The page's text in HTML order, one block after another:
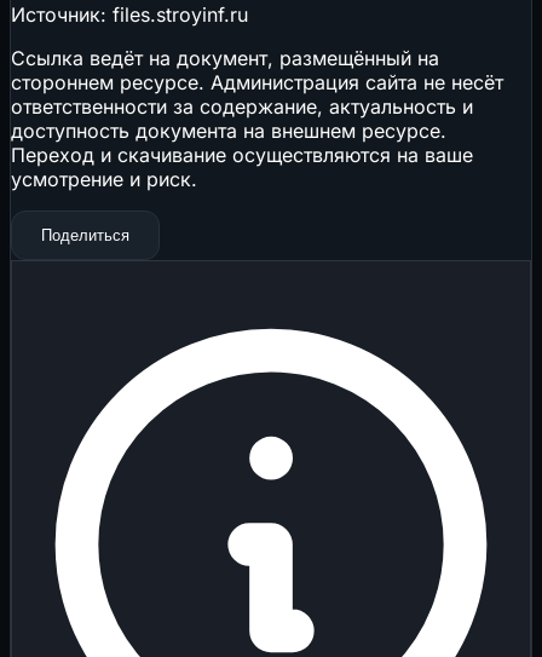
Источник: files.stroyinf.ru
Ссылка ведёт на документ, размещённый на
стороннем ресурсе. Администрация сайта не несёт
ответственности за содержание, актуальность и
доступность документа на внешнем ресурсе.
Переход и скачивание осуществляются на ваше
усмотрение и риск.
Поделиться